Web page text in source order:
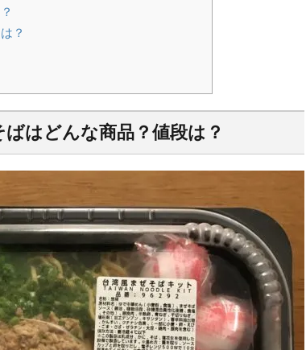
？
はどんな商品？値段は？